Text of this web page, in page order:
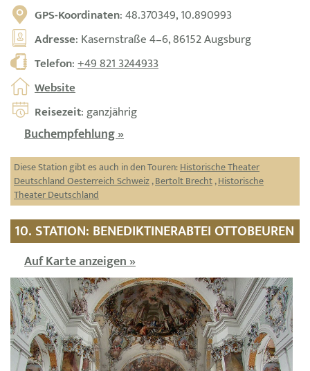
GPS-Koordinaten: 48.370349, 10.890993
Adresse: Kasernstraße 4–6, 86152 Augsburg
Telefon:+49 821 3244933
Website
Reisezeit: ganzjährig
Buchempfehlung »
Diese Station gibt es auch in den Touren:Historische Theater
Deutschland Oesterreich Schweiz,Bertolt Brecht,Historische
Theater Deutschland
10. STATION: BENEDIKTINERABTEI OTTOBEUREN
Auf Karte anzeigen »